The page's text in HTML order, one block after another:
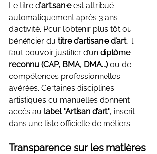
Le titre d’artisan·e est attribué
automatiquement après 3 ans
d’activité. Pour l’obtenir plus tôt ou
bénéficier du titre d’artisan·e d’art, il
faut pouvoir justifier d’un diplôme
reconnu (CAP, BMA, DMA...) ou de
compétences professionnelles
avérées. Certaines disciplines
artistiques ou manuelles donnent
accès au label "Artisan d’art", inscrit
dans une liste officielle de métiers.
Transparence sur les matières